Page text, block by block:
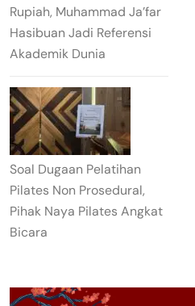
Rupiah, Muhammad Ja’far
Hasibuan Jadi Referensi
Akademik Dunia
Soal Dugaan Pelatihan
Pilates Non Prosedural,
Pihak Naya Pilates Angkat
Bicara